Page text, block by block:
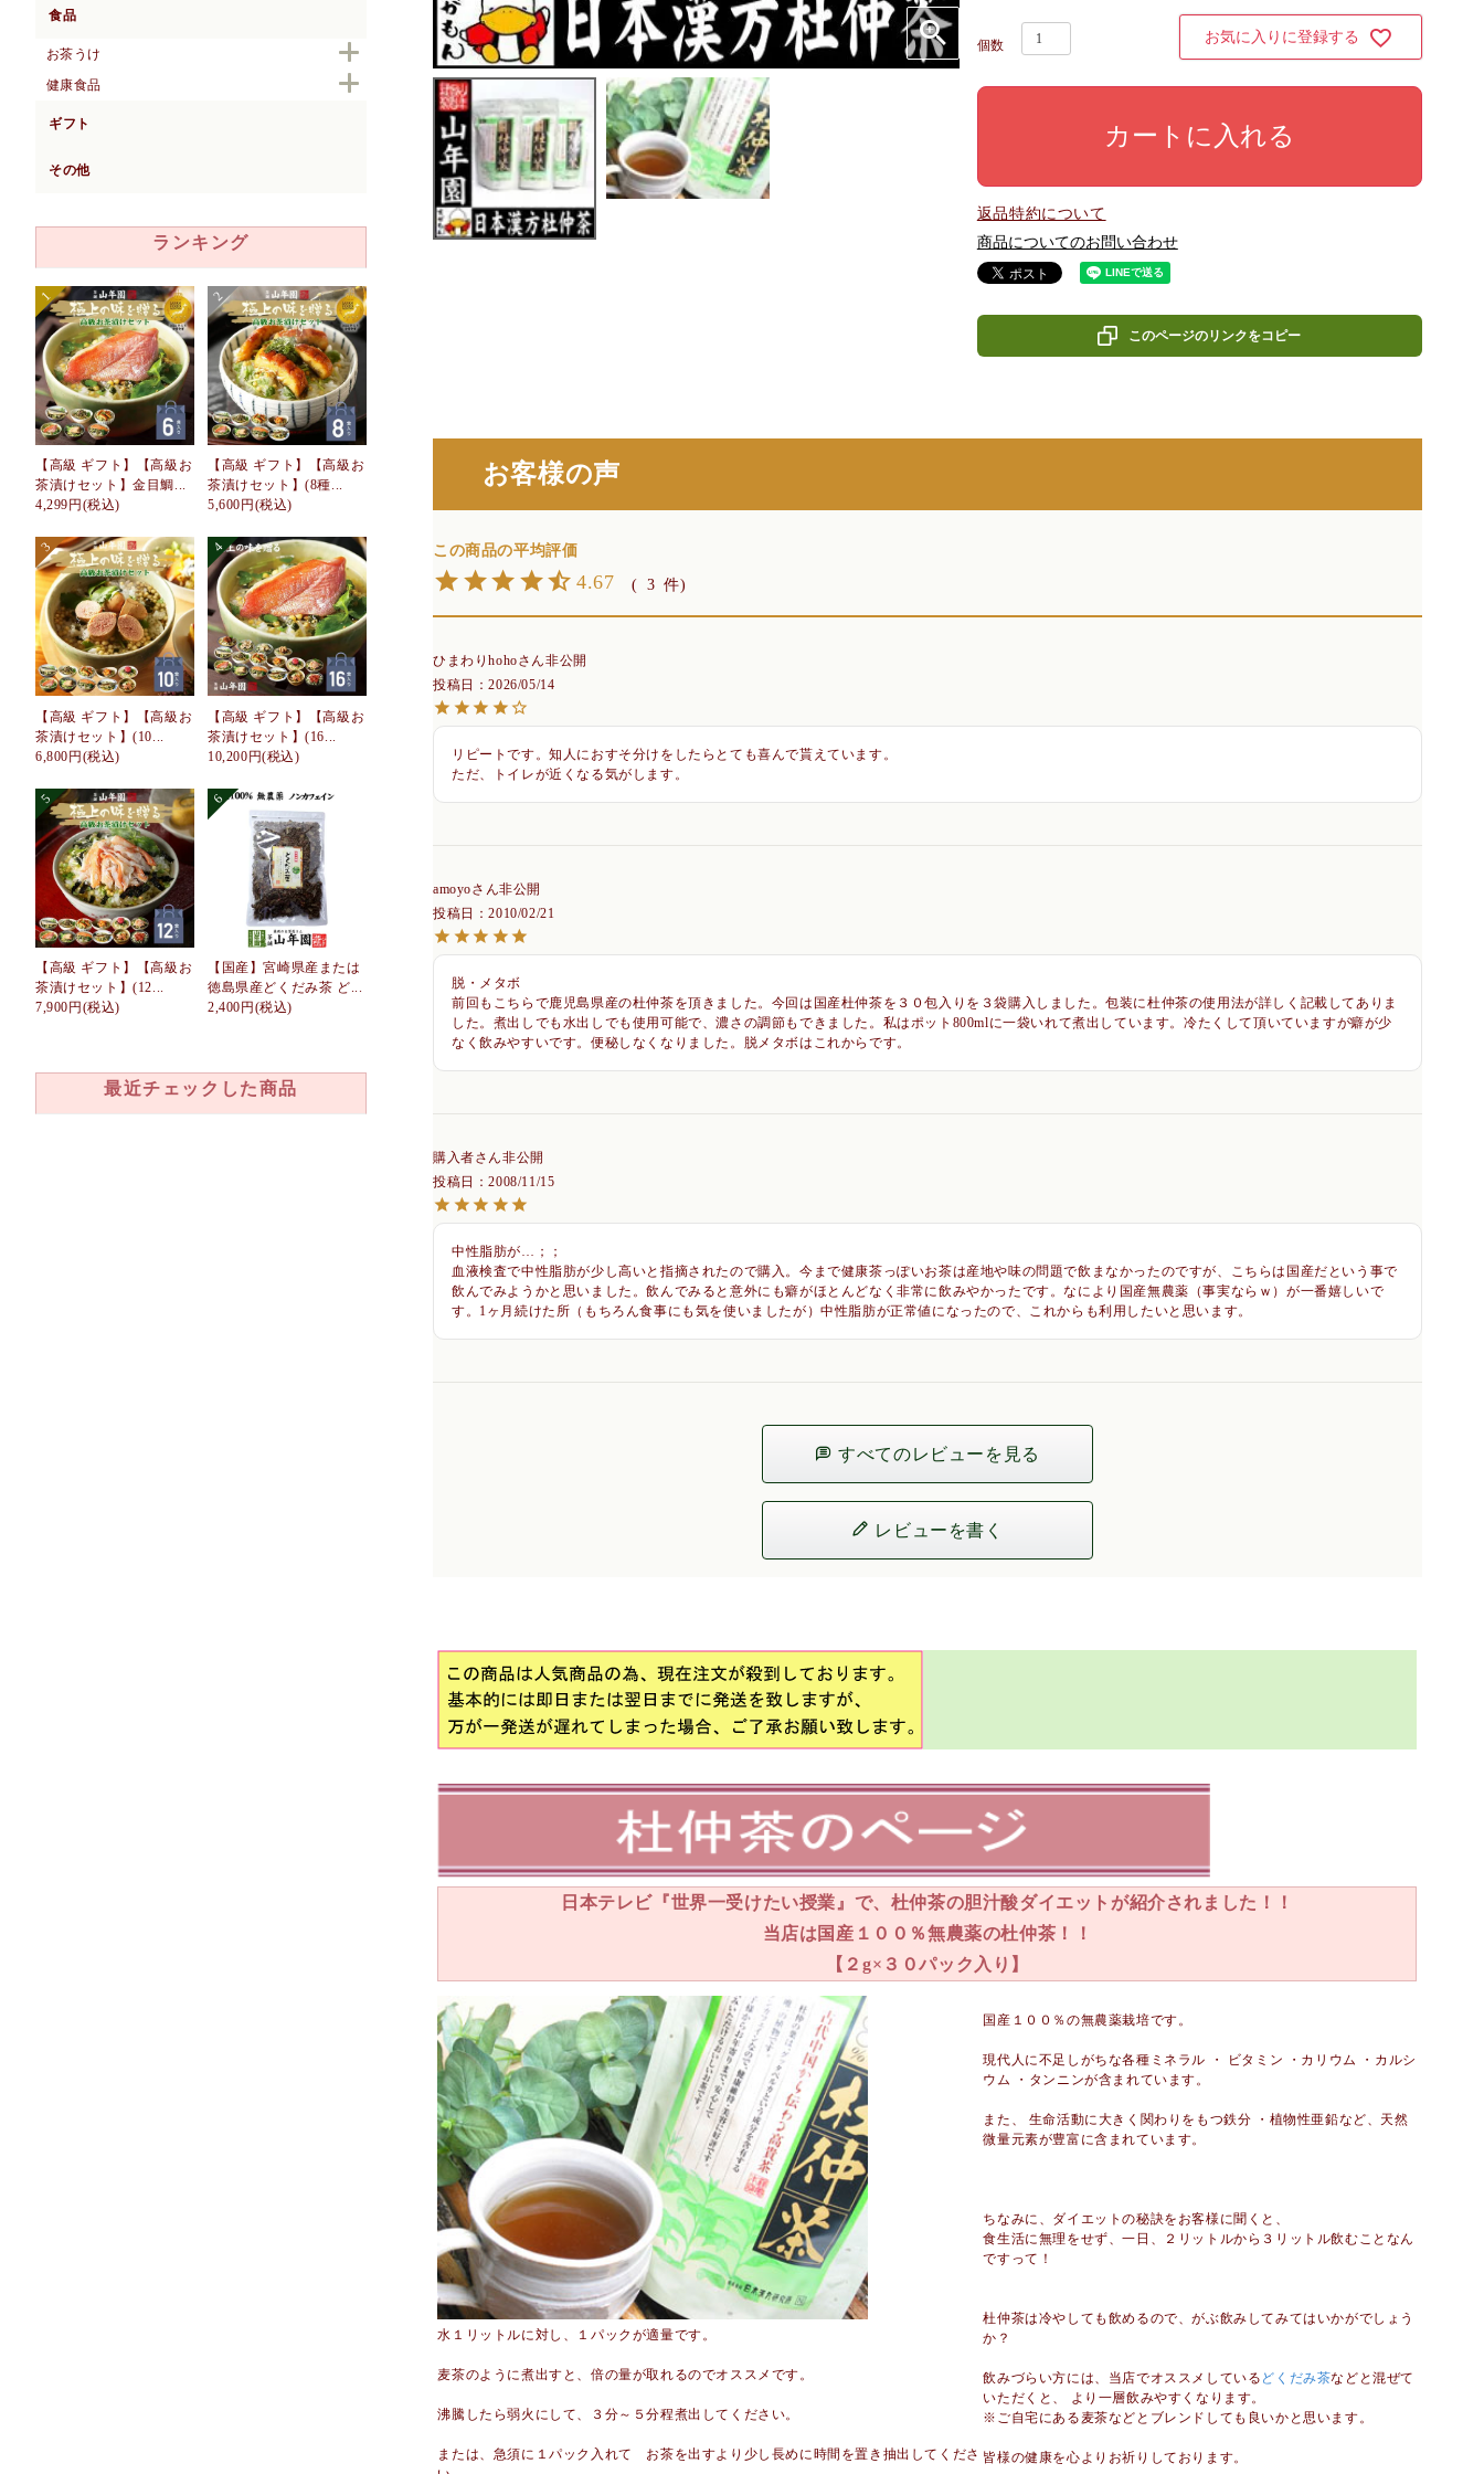
食品
お茶うけ
健康食品
ギフト
その他
ランキング
【高級 ギフト】【高級お
茶漬けセット】金目鯛...
4,299円 (税込)
【高級 ギフト】【高級お
茶漬けセット】(8種...
5,600円 (税込)
【高級 ギフト】【高級お
茶漬けセット】(10...
6,800円(税込)
【高級 ギフト】【高級お
茶漬けセット】(16...
10,200円(税込)
【高級 ギフト】【高級お
茶漬けセット】(12...
7,900円 (税込)
【国産】宮崎県産または
徳島県産どくだみ茶 ど...
2,400円 (税込)
最近チェックした商品
お気に入りに登録する
カートに入れる
返品特約について
商品についてのお問い合わせ
このページのリンクをコピー
お客様の声
4.67 3
ひまわりhoho
非公開
投稿日
2026/05/14
リピートです。知人におすそ分けをしたらとても喜んで貰えています。
ただ、トイレが近くなる気がします。
amoyo
非公開
投稿日
2010/02/21
脱・メタボ
前回もこちらで鹿児島県産の杜仲茶を頂きました。今回は国産杜仲茶を３０包入りを３袋購入しました。包装に杜仲茶の使用法が詳しく記載してありま
した。煮出しでも水出しでも使用可能で、濃さの調節もできました。私はポット800mlに一袋いれて煮出しています。冷たくして頂いていますが癖が少
なく飲みやすいです。便秘しなくなりました。脱メタボはこれからです。
購入者
非公開
投稿日
2008/11/15
中性脂肪が…；；
血液検査で中性脂肪が少し高いと指摘されたので購入。今まで健康茶っぽいお茶は産地や味の問題で飲まなかったのですが、こちらは国産だという事で
飲んでみようかと思いました。飲んでみると意外にも癖がほとんどなく非常に飲みやかったです。なにより国産無農薬（事実ならｗ）が一番嬉しいで
す。1ヶ月続けた所（もちろん食事にも気を使いましたが）中性脂肪が正常値になったので、これからも利用したいと思います。
すべてのレビューを見る
レビューを書く
日本テレビ『世界一受けたい授業』で、杜仲茶の胆汁酸ダイエットが紹介されました！！
当店は国産１００％無農薬の杜仲茶！！
【２g×３０パック入り】
水１リットルに対し、１パックが適量です。
麦茶のように煮出すと、倍の量が取れるのでオススメです。
沸騰したら弱火にして、３分～５分程煮出してください。
または、急須に１パック入れて お茶を出すより少し長めに時間を置き抽出してくださ
国産１００％の無農薬栽培です。
現代人に不足しがちな各種ミネラル ・ ビタミン ・カリウム ・カルシ
ウム ・タンニンが含まれています。
また、 生命活動に大きく関わりをもつ鉄分 ・植物性亜鉛など、天然
微量元素が豊富に含まれています。
ちなみに、ダイエットの秘訣をお客様に聞くと、
食生活に無理をせず、一日、２リットルから３リットル飲むことなん
ですって！
杜仲茶は冷やしても飲めるので、がぶ飲みしてみてはいかがでしょう
か？
飲みづらい方には、当店でオススメしている どくだみ茶などと混ぜて
いただくと、 より一層飲みやすくなります。
※ご自宅にある麦茶などとブレンドしても良いかと思います。
皆様の健康を心よりお祈りしております。